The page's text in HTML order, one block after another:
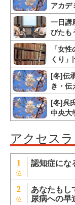
アカデ
一日講
びたも
「女
くり
[冬]伝
き・伝
[冬]呉
中央大
アクセス
1 認知症にな
2 あなたも
尿病への早